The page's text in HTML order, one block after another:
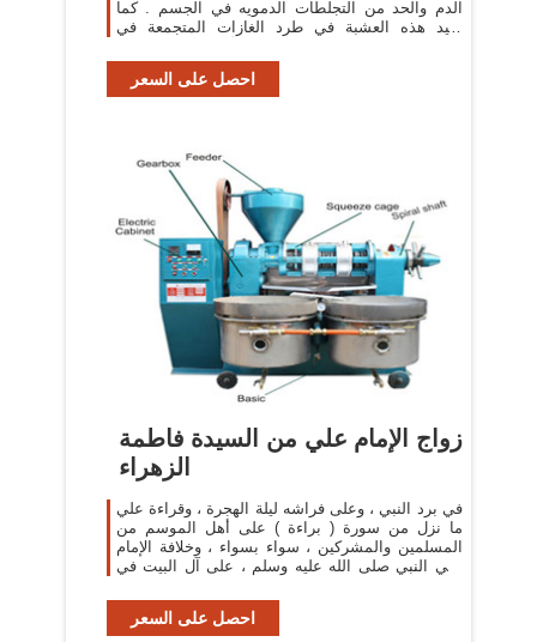
الدم والحد من التجلطات الدمويه في الجسم . كما
تفيد هذه العشبة في طرد الغازات المتجمعة في
احصل على السعر
زواج الإمام علي من السيدة فاطمة
الزهراء
في برد النبي ، وعلى فراشه ليلة الهجرة ، وقراءة علي
ما نزل من سورة ( براءة ) على أهل الموسم من
المسلمين والمشركين ، سواء بسواء ، وخلافة الإمام
علي النبي صلى الله عليه وسلم ، على آل البيت في
احصل على السعر